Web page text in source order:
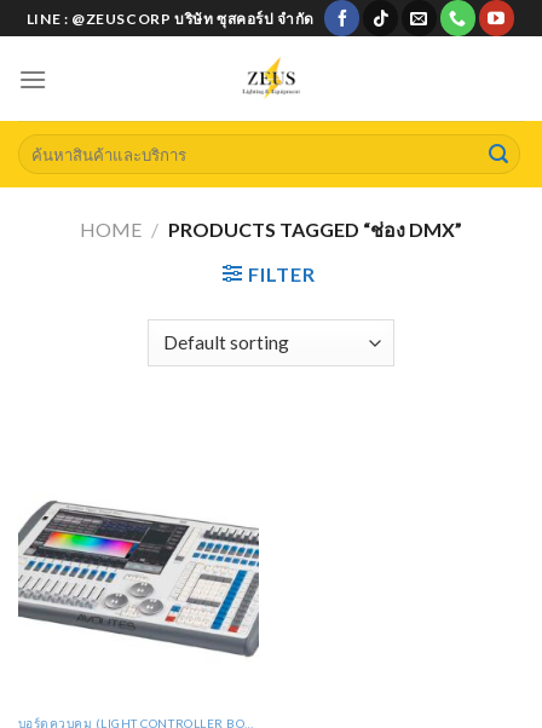
Skip
to
content
LINE : @ZEUSCORP บริษัท ซุสคอร์ป จำกัด
Search
for:
HOME / PRODUCTS TAGGED “ช่อง DMX”
FILTER